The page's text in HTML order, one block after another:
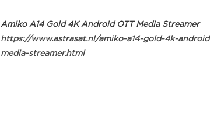
Amiko A14 Gold 4K Android OTT Media Streamer
https://www.astrasat.nl/amiko-a14-gold-4k-
media-streamer.html